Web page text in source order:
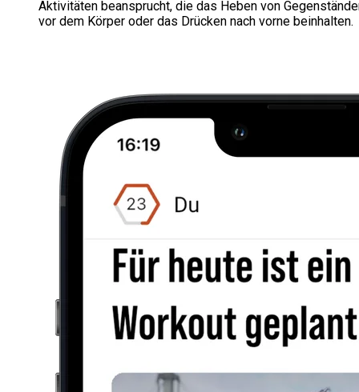
Aktivitäten beansprucht, die das Heben von
vor dem Körper oder das Drücken nach vorne beinhalten.